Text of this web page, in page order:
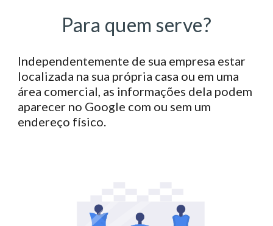
Para quem serve?
Independentemente de sua empresa estar
localizada na sua própria casa ou em uma
área comercial, as informações dela podem
aparecer no Google com ou sem um
endereço físico.